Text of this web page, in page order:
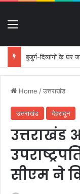
बुजुर्ग-दिव्यांगों के घर
Home /उत्तराखंड
उत्तराखंड देहरादून
सीएम ने